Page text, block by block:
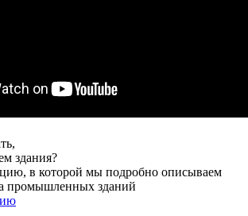
здания?
в которой мы подробно описываем
промышленных зданий